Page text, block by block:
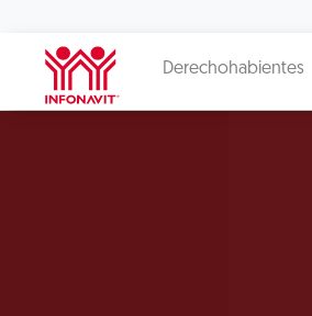
Derechohabientes